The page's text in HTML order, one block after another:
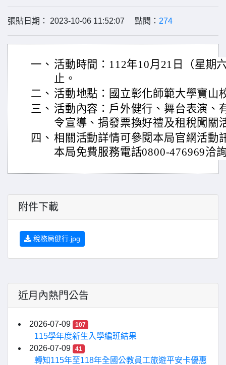
張貼日期： 2023-10-06 11:52:07 點閱： 274
一、 活動時間：112年10月21日（星期
止。
二、 活動地點：國立彰化師範大學寶山
三、 活動內容：戶外健行、舞台表演、
令宣導、捐發票換好禮及租稅闖關
四、 相關活動詳情可參閱本局官網活動
本局免費服務電話0800-476969洽
附件下載
稅務局健行.jpg
近月內熱門公告
2026-07-09 107
115學年度新生入學編班結果
2026-07-09
41
轉知115年至118年全國公教員工旅遊平安卡優惠